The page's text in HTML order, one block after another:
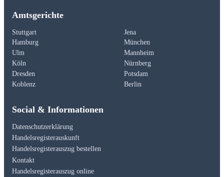
Amtsgerichte
Stuttgart
Jena
Hamburg
München
Ulm
Mannheim
Köln
Nürnberg
Dresden
Potsdam
Koblenz
Berlin
Social & Informationen
Datenschutzerklärung
Handelsregisterauskunft
Handelsregisterauszug bestellen
Kontakt
Handelsregisterauszug online